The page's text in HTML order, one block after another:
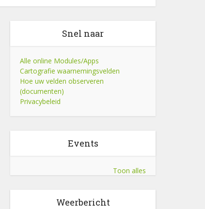
Snel naar
Alle online Modules/Apps
Cartografie waarnemingsvelden
Hoe uw velden observeren
(documenten)
Privacybeleid
Events
Toon alles
Weerbericht